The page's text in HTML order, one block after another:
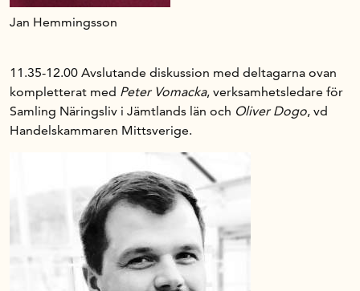
Jan Hemmingsson
11.35-12.00 Avslutande diskussion med deltagarna ovan
kompletterat med Peter Vomacka, verksamhetsledare för
Samling Näringsliv i Jämtlands län och Oliver Dogo, vd
Handelskammaren Mittsverige.